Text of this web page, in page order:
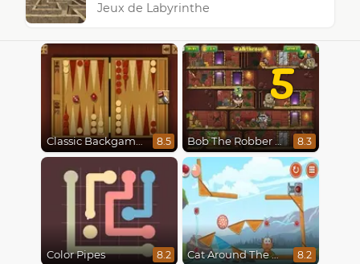
Jeux de Labyrinthe
Classic Backgammon 8.5
5
Bob The Robber 5 The Temple Adventure 8.3
Color Pipes 8.2 Cat Around The World 8.2